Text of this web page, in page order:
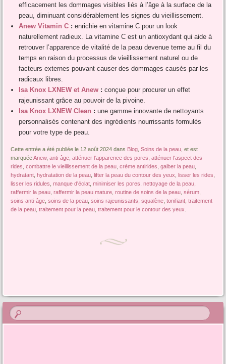
efficacement les dommages visibles liés à l’âge à la surface de la
peau, diminuant considérablement les signes du vieillissement.
Anew Vitamin C : enrichie en vitamine C pour un look
naturellement radieux. La vitamine C est un antioxydant qui aide à
retrouver l’apparence de vitalité de la peau devenue terne au fil du
temps en raison du processus de vieillissement naturel ou de
facteurs externes pouvant causer des dommages causés par les
radicaux libres.
Isa Knox LXNEW et Anew : conçue pour procurer un effet
rajeunissant grâce au pouvoir de la pivoine.
Isa Knox LXNEW Clean : une gamme innovante de nettoyants
personnalisés contenant des ingrédients nourrissants formulés
pour votre type de peau.
Cette entrée a été publiée le 12 août 2024 dans Blog ,Soins de la peau , et est
marquéeAnew,anti-âge ,atténuer l'apparence des pores ,atténuer l'aspect des
rides ,combattre le vieillissement de la peau ,crème antirides ,galber la peau
hydratant ,hydratation de la peau ,lifter la peau du contour des yeux ,lisser les rides
lisser les ridules ,manque d'éclat ,minimiser les pores ,nettoyage de la peau
raffermir la peau ,raffermir la peau mature ,routine de soins de la peau ,sérum
soins anti-âge ,soins de la peau ,soins rajeunissants ,squalène ,tonifiant ,traitement
de la peau ,traitement pour la peau ,traitement pour le contour des yeux